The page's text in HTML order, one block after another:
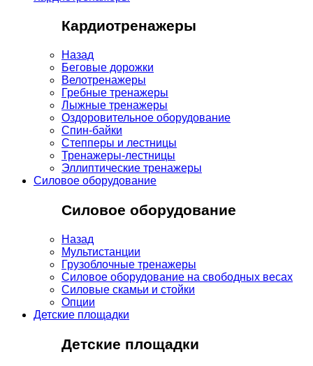
Кардиотренажеры
Назад
Беговые дорожки
Велотренажеры
Гребные тренажеры
Лыжные тренажеры
Оздоровительное оборудование
Спин-байки
Степперы и лестницы
Тренажеры-лестницы
Эллиптические тренажеры
Силовое оборудование
Силовое оборудование
Назад
Мультистанции
Грузоблочные тренажеры
Силовое оборудование на свободных весах
Силовые скамьи и стойки
Опции
Детские площадки
Детские площадки